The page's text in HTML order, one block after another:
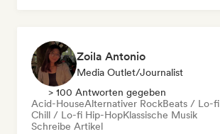
Zoila Antonio
Media Outlet/Journalist
> 100 Antworten gegeben
Acid-HouseAlternativer RockBeats / Lo-fi
Chill / Lo-fi Hip-HopKlassische Musik
Schreibe Artikel